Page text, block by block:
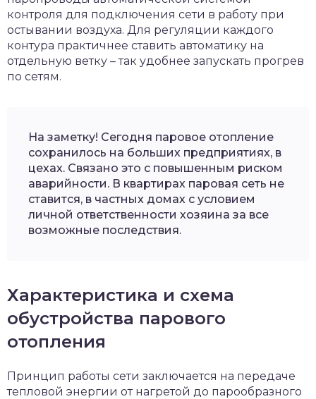
контроля для подключения сети в работу при
остывании воздуха. Для регуляции каждого
контура практичнее ставить автоматику на
отдельную ветку – так удобнее запускать прогрев
по сетям.
На заметку! Сегодня паровое отопление
сохранилось на больших предприятиях, в
цехах. Связано это с повышенным риском
аварийности. В квартирах паровая сеть не
ставится, в частных домах с условием
личной ответственности хозяина за все
возможные последствия.
Характеристика и схема
обустройства парового
отопления
Принцип работы сети заключается на передаче
тепловой энергии от нагретой до парообразного